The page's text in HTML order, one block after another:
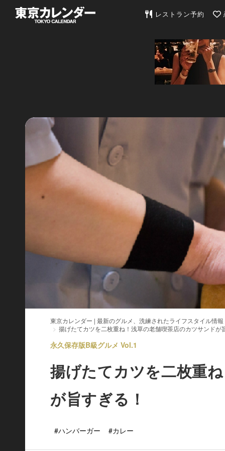
東京カレンダー | 最新
レストラン予約
東京カレンダー | 最新のグルメ、洗練されたライフスタイル情報
揚げたてカツを二枚重ね！浅草の老舗喫茶店のカツサンドが
永久保存版B級グルメ Vol.1
揚げたてカツを二枚重
が旨すぎる！
#ハンバーガー #カレー